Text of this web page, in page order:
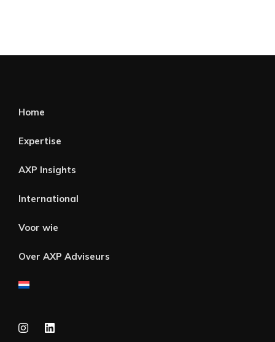
Home
Expertise
AXP Insights
International
Voor wie
Over AXP Adviseurs